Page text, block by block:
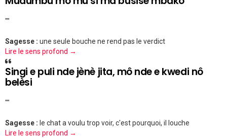
""
Sagesse : une seule bouche ne rend pas le verdict
Lire le sens profond →
Singi e puli nde jènè jita, mô nde e kwedi nô
belèsi
""
Sagesse : le chat a voulu trop voir, c'est pourquoi, il louche
Lire le sens profond →